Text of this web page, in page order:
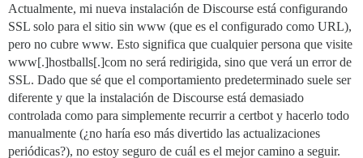
Actualmente, mi nueva instalación de Discourse está configurando
SSL solo para el sitio sin www (que es el configurado como URL),
pero no cubre www. Esto significa que cualquier persona que visite
www[.]hostballs[.]com no será redirigida, sino que verá un error de
SSL. Dado que sé que el comportamiento predeterminado suele ser
diferente y que la instalación de Discourse está demasiado
controlada como para simplemente recurrir a certbot y hacerlo todo
manualmente (¿no haría eso más divertido las actualizaciones
periódicas?), no estoy seguro de cuál es el mejor camino a seguir.